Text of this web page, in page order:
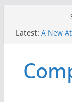
Latest: A New
Why
One
US